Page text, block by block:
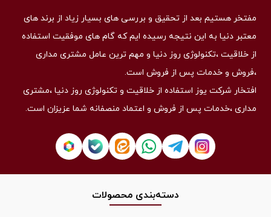
مفتخر هستیم بعد از تحقیق و بررسی های بسیار زیاد از برند های
معتبر دنیا به این نتیجه رسیده ایم که گام های موفقیت استفاده
از خلاقیت ،تکنولوژی روز دنیا و مهم ترین عامل مشتری مداری
،فروش و خدمات پس از فروش است.
افتخار شرکت یوز استفاده از خلاقیت و تکنولوژی روز دنیا ،مشتری
مداری ،خدمات پس از فروش و اعتماد منصفانه شما عزیزان است.
دسته‌بندی محصولات